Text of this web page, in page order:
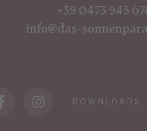
+39 0473 945
info@das-
DOWNLOADS